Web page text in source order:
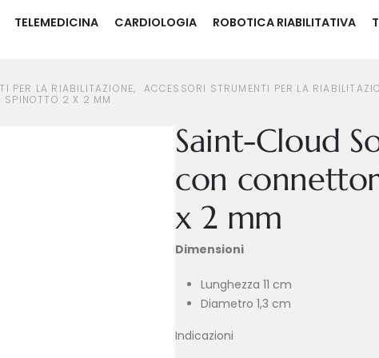
TELEMEDICINA CARDIOLOGIA ROBOTICA RIABILITATIVA
PER LA RIABILITAZIONE,
ACCESSORI STRUMENTI PER LA
SPINOTTO 2 X 2 MM
Saint-Cloud
con
x 2 mm
Dimensioni
Lunghezza 11 cm
Diametro 1,3 cm
Indicazioni